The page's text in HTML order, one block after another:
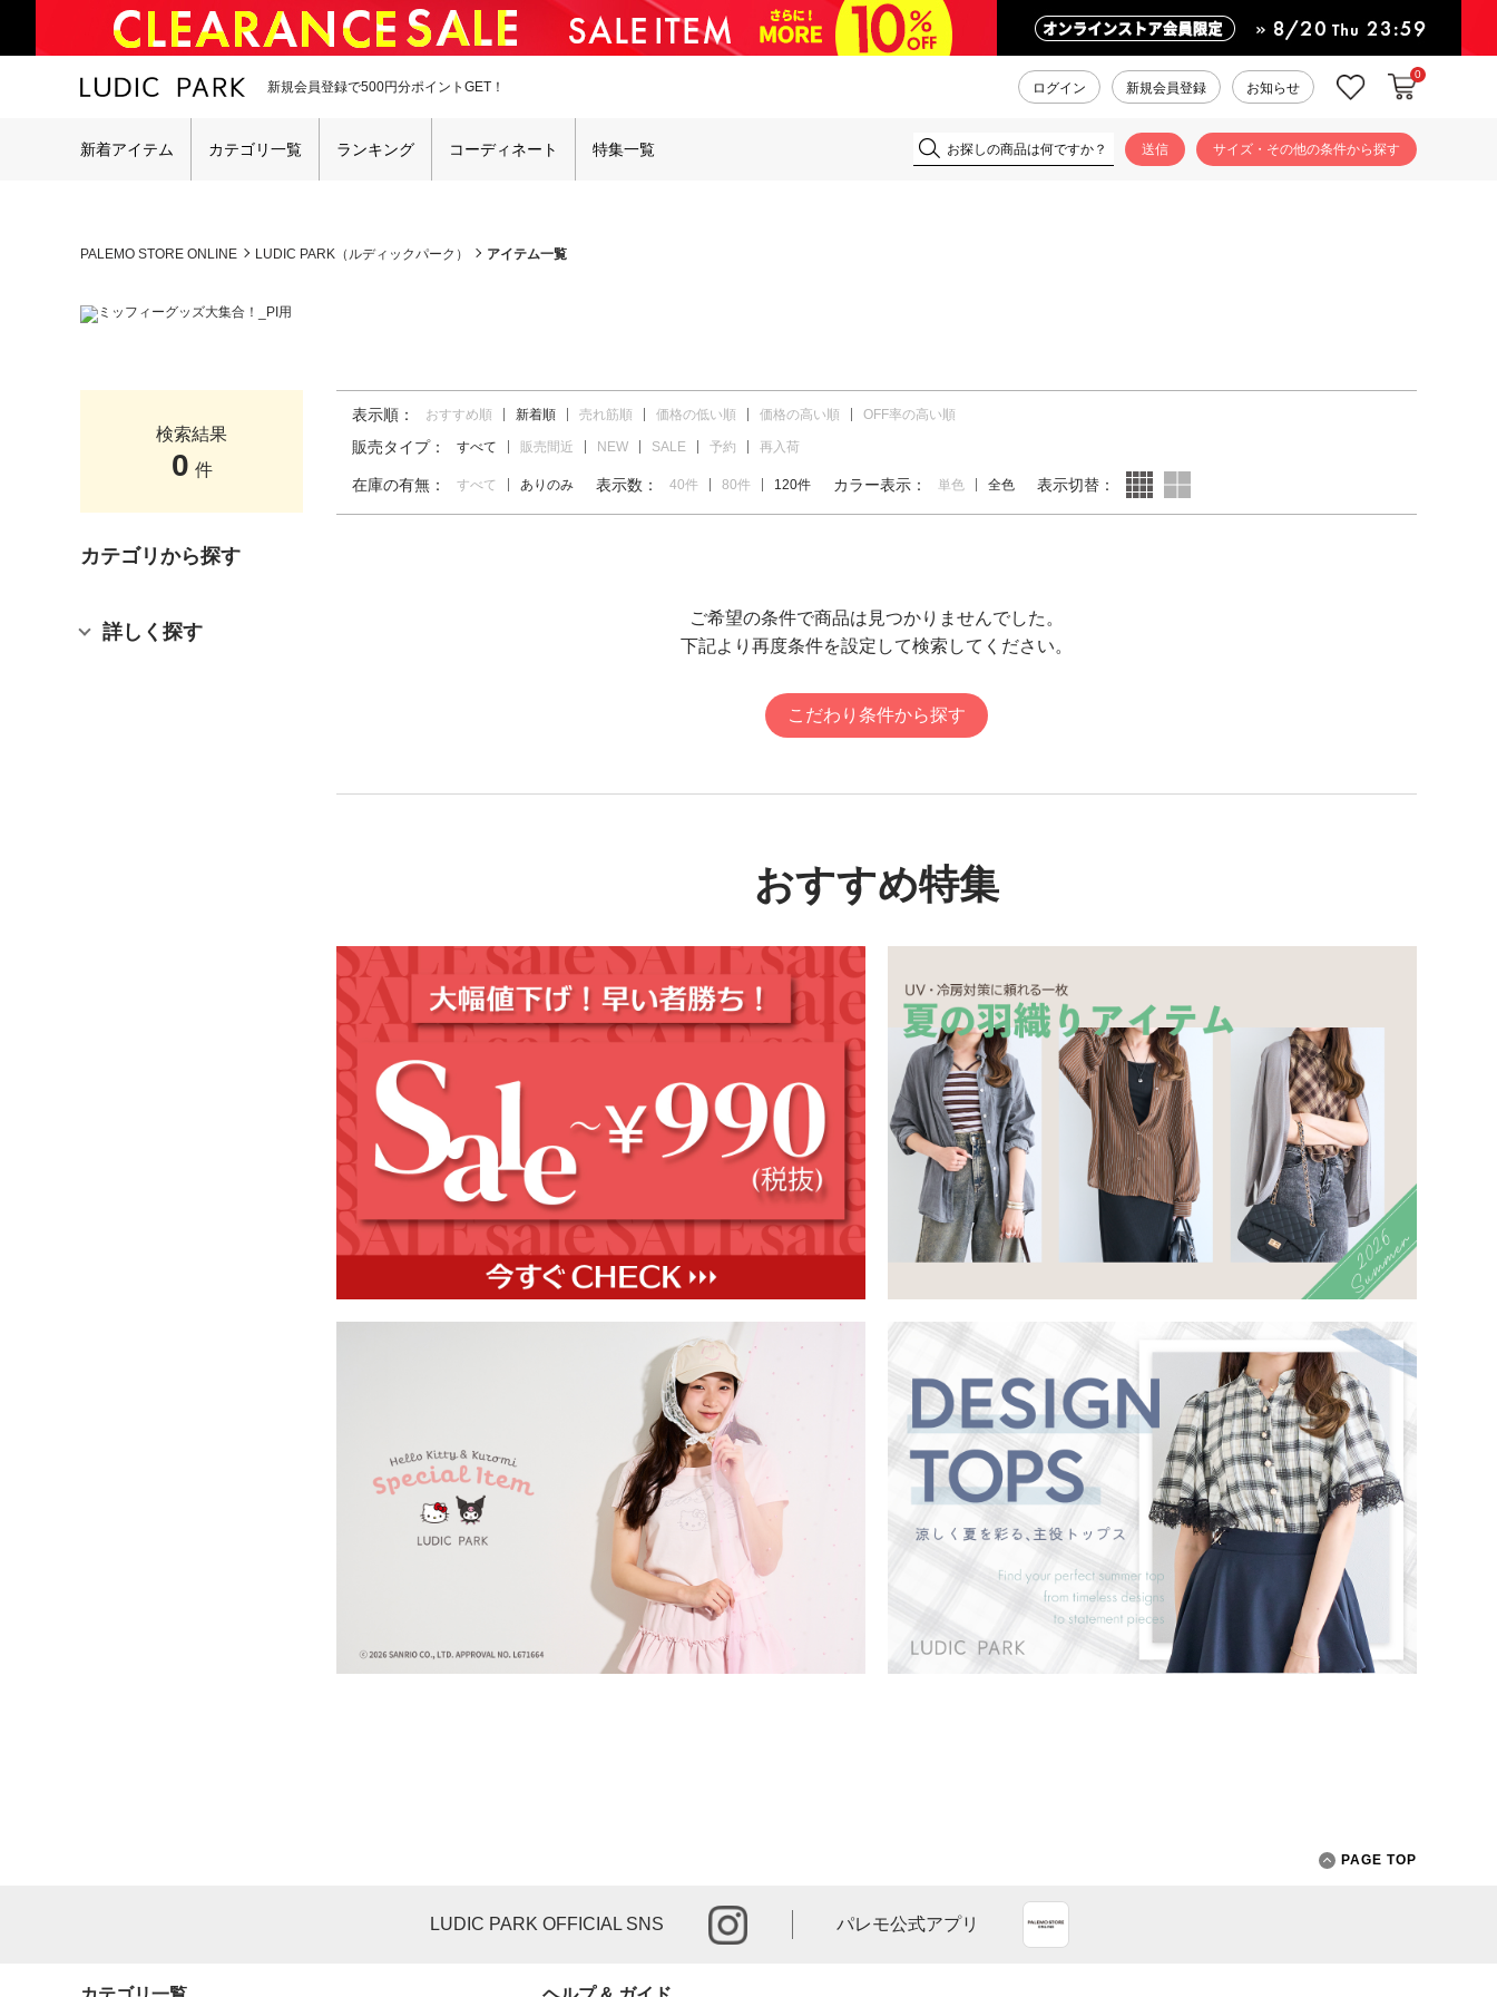
新規会員登録で500円分ポイントGET！ ログイン 新規会員登録 お知らせ お気に入りカートに入
0
新着アイテム カテゴリ一覧 ランキング コーディネート 特集一覧 サイズ・その他の条件から探す
PALEMO STORE ONLINE LUDIC PARK（ルディックパーク） アイテム一覧
検索結果
0 件
カテゴリから探す
詳しく探す
表示順： おすすめ順 新着順 売れ筋順 価格の低い順 価格の高い順 OFF率の高い順
販売タイプ： すべて 販売間近 NEW SALE 予約 再入荷
在庫の有無： すべて ありのみ 表示数： 40件 80件 120件 カラー表示： 単色 全色 表示切替：
ご希望の条件で商品は見つかりませんでした。
下記より再度条件を設定して検索してください。
こだわり条件から探す
おすすめ特集
PAGE TOP
LUDIC PARK OFFICIAL SNS
instagram
パレモ公式アプリ
App Store